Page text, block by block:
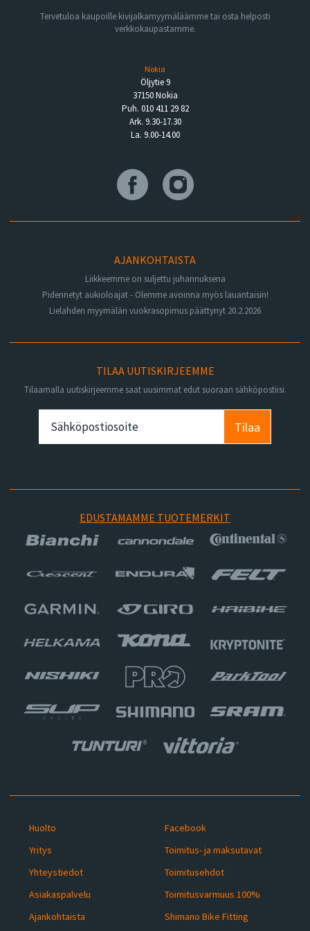
Tervetuloa kaupoille kivijalkamyymäläämme tai osta helposti
verkkokaupastamme.
Nokia
Öljytie 9
37150 Nokia
Puh. 010 411 29 82
Ark. 9.30-17.30
La. 9.00-14.00
AJANKOHTAISTA
Liikkeemme on suljettu juhannuksena
Pidennetyt aukioloajat - Olemme avoinna myös lauantaisin!
Lielahden myymälän vuokrasopimus päättynyt 20.2.2026
TILAA UUTISKIRJEEMME
Tilaamalla uutiskirjeemme saat uusimmat edut suoraan sähköpostiisi.
Tilaa
EDUSTAMAMME TUOTEMERKIT
Huolto
Yritys
Yhteystiedot
Asiakaspalvelu
Ajankohtaista
Facebook
Toimitus- ja maksutavat
Toimitusehdot
Toimitusvarmuus 100%
Shimano Bike Fitting